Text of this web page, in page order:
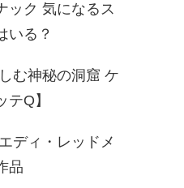
ック 気になるス
いる？
む神秘の洞窟 ケ
Q】
ディ・レッドメ
品